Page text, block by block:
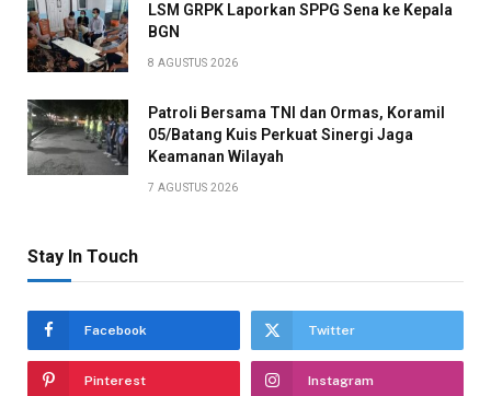
LSM GRPK Laporkan SPPG Sena ke Kepala
BGN
8 AGUSTUS 2026
Patroli Bersama TNI dan Ormas, Koramil
05/Batang Kuis Perkuat Sinergi Jaga
Keamanan Wilayah
7 AGUSTUS 2026
Stay In Touch
Facebook Twitter
Pinterest Instagram